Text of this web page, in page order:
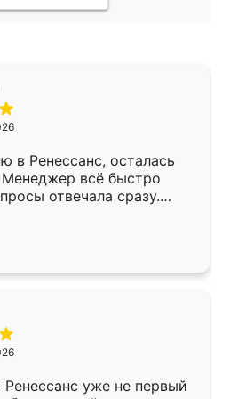
в Ренессанс, осталась
Менеджер всё быстро
отвечала сразу.
в субботу, подошёл к
Собрали
аккуратно, даже
уже не первый